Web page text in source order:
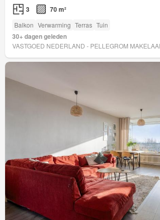
3 70 m²
Balkon Verwarming Terras Tuin
30+ dagen geleden
VASTGOED NEDERLAND - PELLEGROM